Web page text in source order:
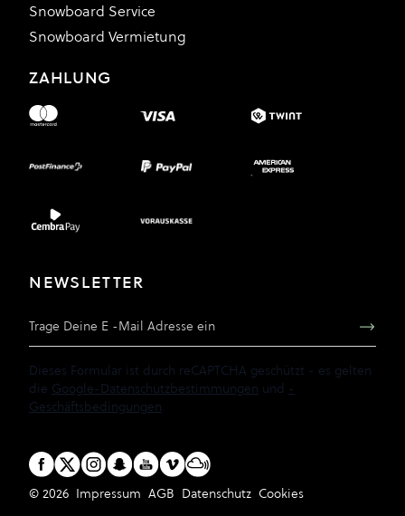
Snowboard Service
Snowboard Vermietung
ZAHLUNG
NEWSLETTER
Dieses Formular ist durch reCAPTCHA geschützt - es gelten
die Google-Datenschutzbestimmungen und -
Geschäftsbedingungen.
© 2026 Impressum AGB Datenschutz Cookies